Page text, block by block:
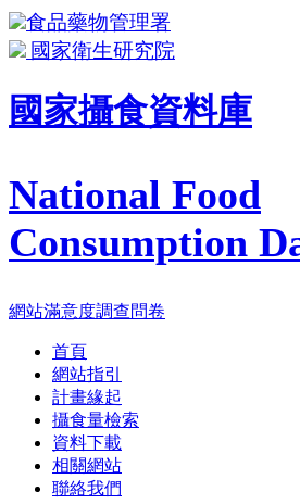
食品藥物管理署
國家衛生研究院
國家攝食資料庫
National Food
Consumption
網站滿意度調查問卷
首頁
網站指引
計畫緣起
攝食量檢索
資料下載
相關網站
聯絡我們